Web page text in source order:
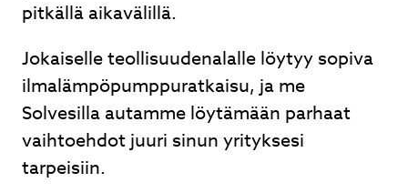
pitkällä aikavälillä.
Jokaiselle teollisuudenalalle löytyy sopiva
ilmalämpöpumppuratkaisu, ja me
Solvesilla autamme löytämään parhaat
vaihtoehdot juuri sinun yrityksesi
tarpeisiin.